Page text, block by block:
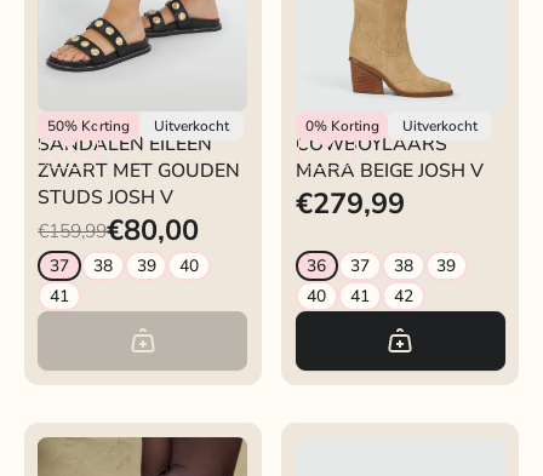
50% Korting Uitverkocht
Josh V
SANDALEN EILEEN
ZWART MET GOUDEN
STUDS JOSH V
€159,99€80,00
37 38 39
40
41
0%Korting Uitverkocht
Josh V
COWBOYLAARS
MARA BEIGE JOSH V
€279,99
36 37 38
39
40
41 42